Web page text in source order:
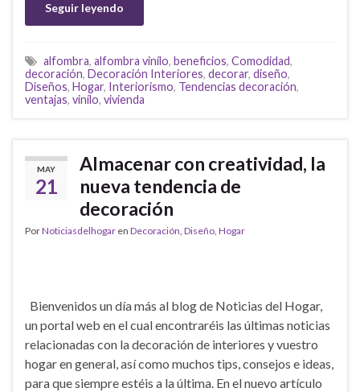
Seguir leyendo
alfombra, alfombra vinílo, beneficios, Comodidad,
decoración, Decoración Interiores, decorar, diseño,
Diseños, Hogar, Interiorismo, Tendencias decoración,
ventajas, vinílo, vivienda
MAY
21
Almacenar con creatividad, la
nueva tendencia de
decoración
PorNoticiasdelhogar en Decoración, Diseño, Hogar
Bienvenidos un día más al blog de Noticias del Hogar,
un portal web en el cual encontraréis las últimas noticias
relacionadas con la decoración de interiores y vuestro
hogar en general, así como muchos tips, consejos e ideas,
para que siempre estéis a la última. En el nuevo artículo